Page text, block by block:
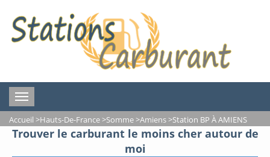
Toggle
navigation
Accueil >Hauts-De-France>Somme>Amiens>Station BP À AMIENS
Trouver le carburant le moins cher autour de
moi